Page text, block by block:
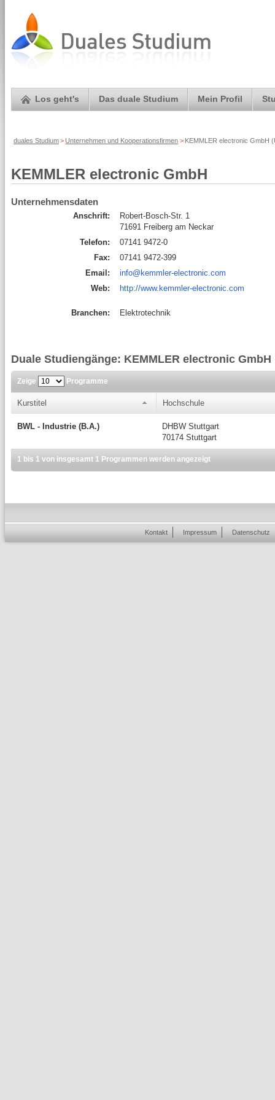
Los geht's Das duale Studium Mein Profil
duales Studium> Unternehmen und Kooperationsfirmen > KEMMLER electronic GmbH
KEMMLER electronic GmbH
Unternehmensdaten
Anschrift:
Robert-Bosch-Str. 1
71691 Freiberg am Neckar
Telefon:
07141 9472-0
Fax:
07141 9472-399
Email:
info@kemmler-electronic.com
Web:
http://www.kemmler-electronic.com
Branchen: Elektrotechnik
Duale Studiengänge: KEMMLER electronic GmbH
Zeige Programme
Kurstitel Hochschule
BWL - Industrie (B.A.)
DHBW Stuttgart
70174 Stuttgart
1 bis 1 von insgesamt 1 Programmen werden angezeigt
Kontakt Impressum Datenschutz